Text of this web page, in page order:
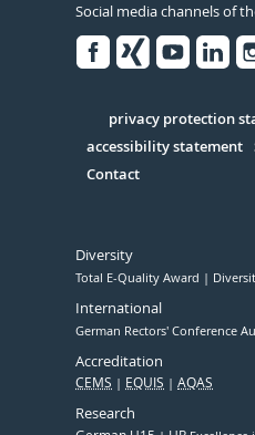
Social media channels of
Serivce
privacy protection
accessibility statement
Contact
Diversity
Total E-Quality Award
International
German Rectors' Conference
Accreditation
CEMS EQUIS AQAS
Research